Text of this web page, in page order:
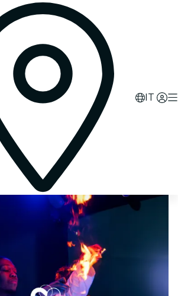
IT
0